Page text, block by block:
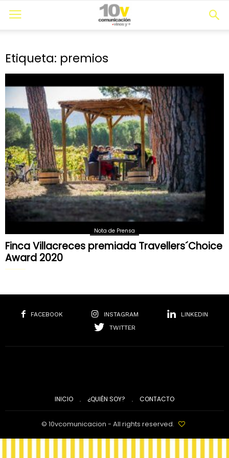
Etiqueta: premios
Nota de Prensa
Finca Villacreces premiada Travellers´Choice
Award 2020
FACEBOOK INSTAGRAM
LINKEDIN
TWITTER
INICIO ¿QUIÉN SOY? CONTACTO
© 10vcomunicacion - All rights reserved.